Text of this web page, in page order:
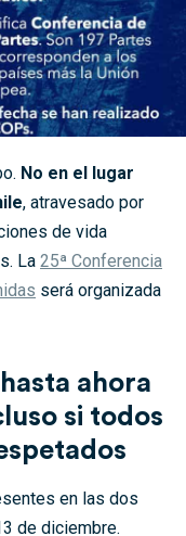
No en el lugar
, atravesado por
de vida
La 25ª Conferencia
será organizada
ahora
si todos
en las dos
de diciembre.